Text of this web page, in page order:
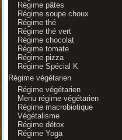
Régime pâtes
Régime soupe choux
Régime thé
Régime thé vert
Régime chocolat
Régime tomate
Régime pizza
Régime Spécial K
Régime végétarien
Régime végétarien
Menu régime végétarien
Régime macrobiotique
Végétalisme
Régime détox
Régime Yoga